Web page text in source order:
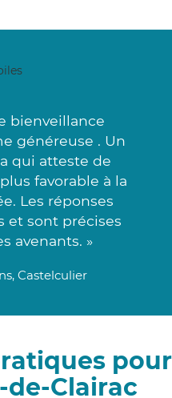
bienveillance
généreuse . Un
qui atteste de
favorable à la
Les réponses
et sont précises
avenants. »
Castelculier
pour
Clairac